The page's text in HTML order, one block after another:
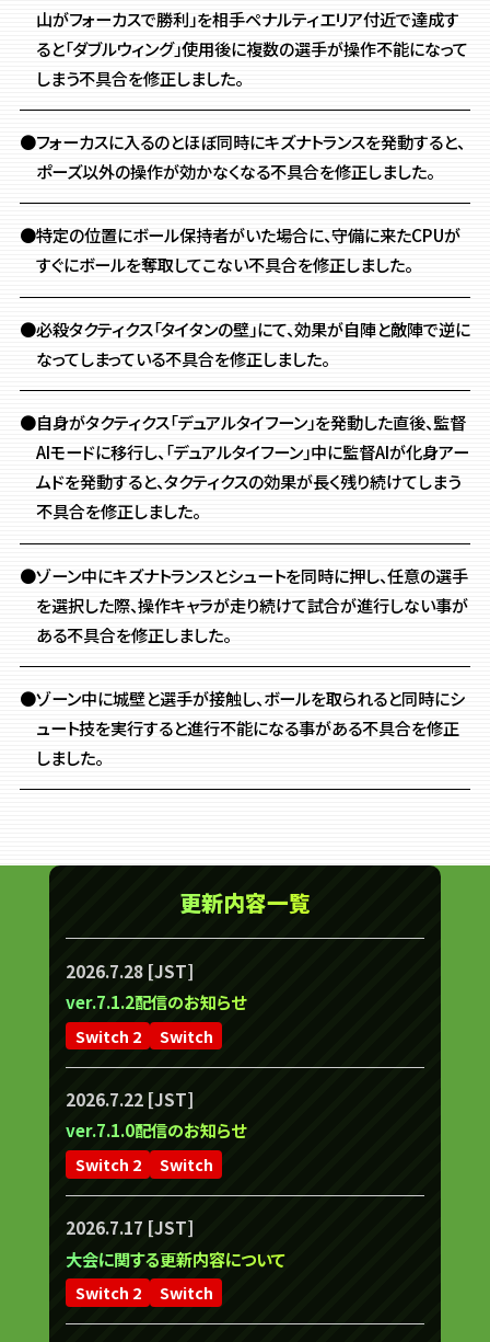
山がフォーカスで勝利」を相手ペナルティエリア付近で達成す
ると「ダブルウィング」使用後に複数の選手が操作不能になって
しまう不具合を修正しました。
●フォーカスに入るのとほぼ同時にキズナトランスを発動すると、
ポーズ以外の操作が効かなくなる不具合を修正しました。
●特定の位置にボール保持者がいた場合に、守備に来たCPUが
すぐにボールを奪取してこない不具合を修正しました。
●必殺タクティクス「タイタンの壁」にて、効果が自陣と敵陣で逆に
なってしまっている不具合を修正しました。
●自身がタクティクス「デュアルタイフーン」を発動した直後、監督
AIモードに移行し、「デュアルタイフーン」中に監督AIが化身アー
ムドを発動すると、タクティクスの効果が長く残り続けてしまう
不具合を修正しました。
●ゾーン中にキズナトランスとシュートを同時に押し、任意の選手
を選択した際、操作キャラが走り続けて試合が進行しない事が
ある不具合を修正しました。
●ゾーン中に城壁と選手が接触し、ボールを取られると同時にシ
ュート技を実行すると進行不能になる事がある不具合を修正
しました。
更新内容一覧
2026.7.28 [JST]
ver.7.1.2配信のお知らせ
Switch 2 Switch
2026.7.22 [JST]
ver.7.1.0配信のお知らせ
Switch 2 Switch
2026.7.17 [JST]
大会に関する更新内容について
Switch 2 Switch